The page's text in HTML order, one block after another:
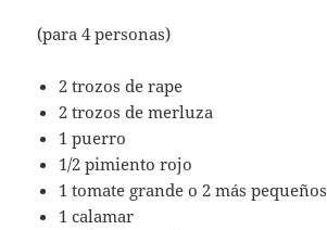
(para 4 personas)
2 trozos de rape
2 trozos de merluza
1 puerro
1/2 pimiento rojo
1 tomate grande o 2 más pequeños
1 calamar